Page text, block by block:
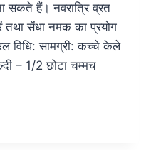
सकते हैं। नवरात्रि व्रत
तथा सेंधा नमक का प्रयोग
विधि: सामग्री: कच्चे केले
– 1/2 छोटा चम्मच